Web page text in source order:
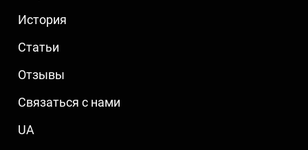
История
Статьи
Отзывы
Связаться с нами
UA